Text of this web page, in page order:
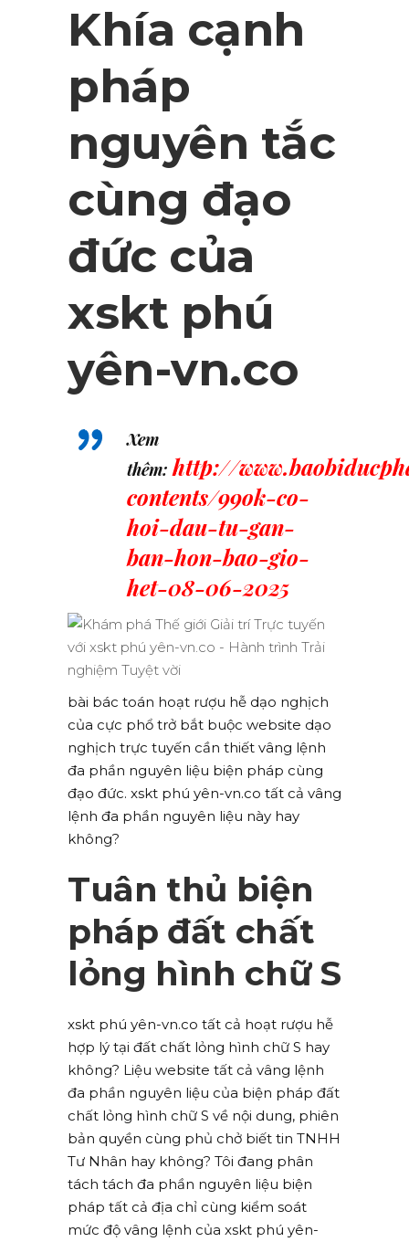
Khía cạnh
pháp
nguyên tắc
cùng đạo
đức của
xskt phú
yên-vn.co
Xem
thêm: http://
contents/99ok-co-
hoi-dau-tu-gan-
ban-hon-bao-gio-
het-08-06-2025
bài bác toán hoạt rượu hễ dạo nghịch
của cực phổ trở bắt buộc website dạo
nghịch trực tuyến cần thiết vâng lệnh
đa phần nguyên liệu biện pháp cùng
đạo đức. xskt phú yên-vn.co tất cả vâng
lệnh đa phần nguyên liệu này hay
không?
Tuân thủ biện
pháp đất chất
lỏng hình chữ S
xskt phú yên-vn.co tất cả hoạt rượu hễ
hợp lý tại đất chất lỏng hình chữ S hay
không? Liệu website tất cả vâng lệnh
đa phần nguyên liệu của biện pháp đất
chất lỏng hình chữ S về nội dung, phiên
bản quyền cùng phủ chở biết tin TNHH
Tư Nhân hay không? Tôi đang phân
tách tách đa phần nguyên liệu biện
pháp tất cả địa chỉ cùng kiểm soát
mức độ vâng lệnh của xskt phú yên-